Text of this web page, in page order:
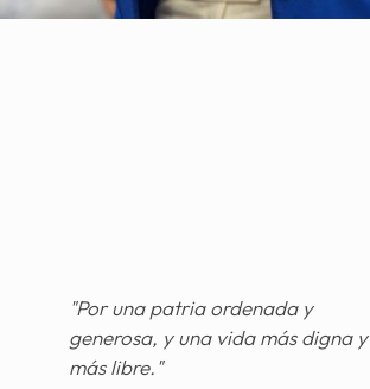
"Por una patria ordenada y
generosa, y una vida más digna y
más libre."